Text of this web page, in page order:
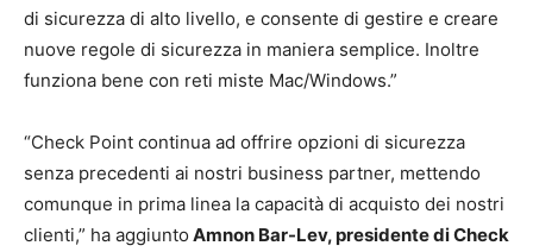
di sicurezza di alto livello, e consente di gestire e creare
nuove regole di sicurezza in maniera semplice. Inoltre
funziona bene con reti miste Mac/Windows.”
“Check Point continua ad offrire opzioni di sicurezza
senza precedenti ai nostri business partner, mettendo
comunque in prima linea la capacità di acquisto dei nostri
clienti,” ha aggiunto Amnon Bar-Lev, presidente di Check